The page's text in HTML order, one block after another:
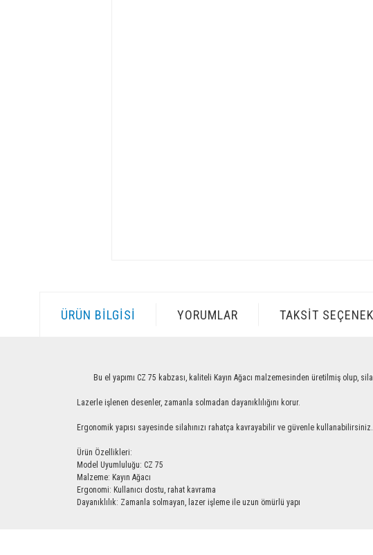
ÜRÜN BILGISI YORUMLAR TAKSIT
Bu el yapımı CZ 75 kabzası, kaliteli Kayın Ağacı malzemesinden üretilmiş olup,
Lazerle işlenen desenler, zamanla solmadan dayanıklılığını korur.
Ergonomik yapısı sayesinde silahınızı rahatça kavrayabilir ve güvenle
Ürün Özellikleri:
Model Uyumluluğu: CZ 75
Malzeme: Kayın Ağacı
Ergonomi: Kullanıcı dostu, rahat kavrama
Dayanıklılık: Zamanla solmayan, lazer işleme ile uzun ömürlü yapı